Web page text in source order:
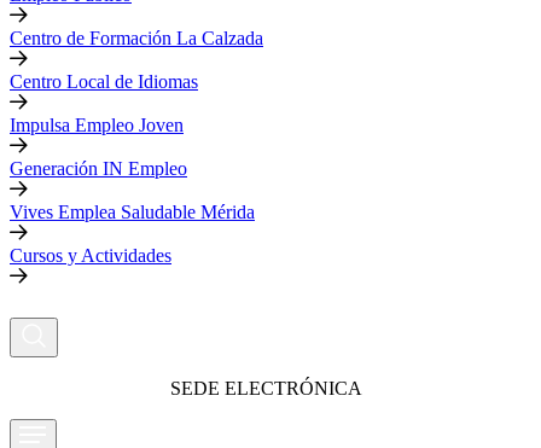
Centro de Formación La Calzada
Centro Local de Idiomas
Impulsa Empleo Joven
Generación IN Empleo
Vives Emplea Saludable Mérida
Cursos y Actividades
SEDE ELECTRÓNICA